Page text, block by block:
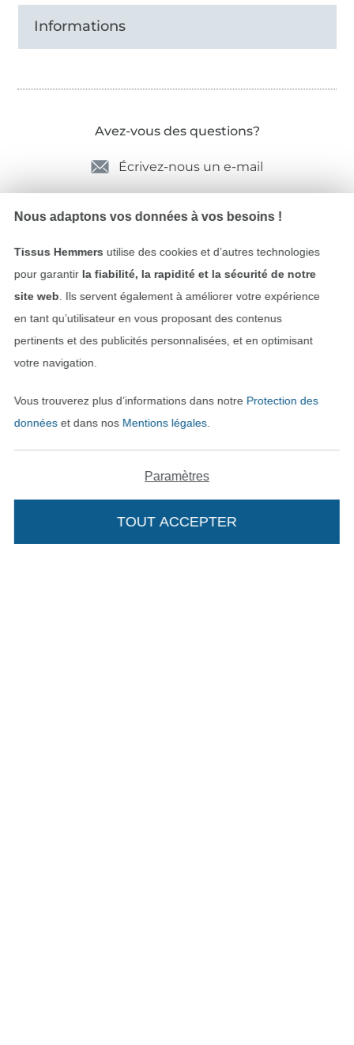
Informations
Avez-vous des questions?
Écrivez-nous un e-mail
Payer avec
Nous adaptons vos données à vos besoins !
Tissus Hemmers utilise des cookies et d’autres technologies
pour garantir la fiabilité, la rapidité et la sécurité de notre
site web . Ils servent également à améliorer votre expérience
en tant qu’utilisateur en vous proposant des contenus
pertinents et des publicités personnalisées, et en optimisant
votre navigation.
Vous trouverez plus d’informations dans notre Protection des
donnéeset dans nos Mentions légales.
Paramètres
TOUT ACCEPTER